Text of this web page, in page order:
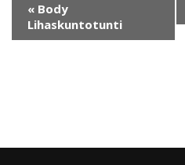
« Body
Lihaskuntotunti